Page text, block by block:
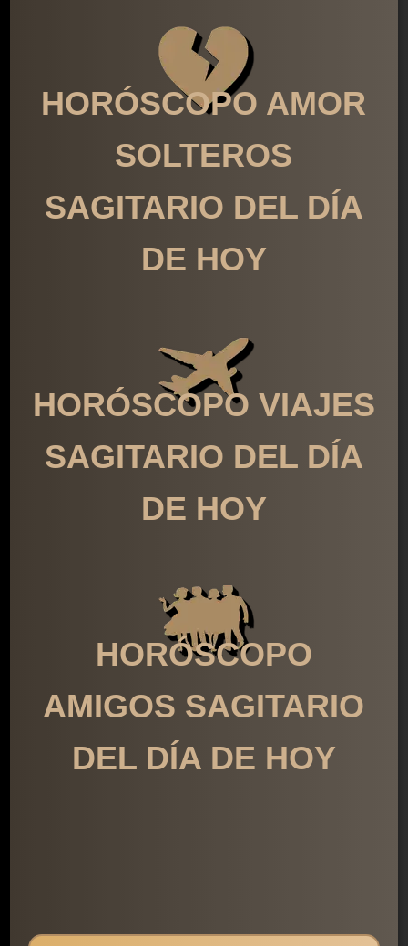
HORÓSCOPO AMOR
SOLTEROS
SAGITARIO DEL DÍA
DE HOY
HORÓSCOPO VIAJES
SAGITARIO DEL DÍA
DE HOY
HORÓSCOPO
AMIGOS SAGITARIO
DEL DÍA DE HOY